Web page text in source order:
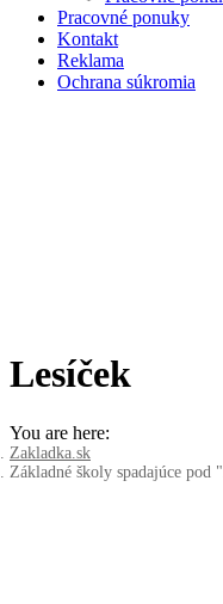
Pracovné ponuky
Kontakt
Reklama
Ochrana súkromia
Lesíček
You are here:
Zakladka.sk
Základné školy spadajúce pod